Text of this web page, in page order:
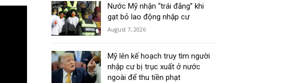
Nước Mỹ nhận “trái đắng” khi
gạt bỏ lao động nhập cư
August 7, 2026
Mỹ lên kế hoạch truy tìm người
nhập cư bị trục xuất ở nước
ngoài để thu tiền phạt